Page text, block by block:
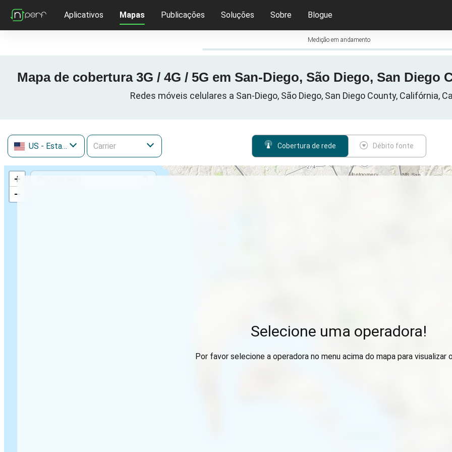
Aplicativos Mapas Publicações Soluções Sobre Blogue
Medição em andamento
Mapa de cobertura 3G / 4G / 5G em San-Diego, São Diego, San
Redes móveis celulares a San-Diego, São Diego, San Diego County, Califórnia,
US - Estados Unidos Cobertura de rede Débito fonte
+
−
Selecione uma operadora!
Por favor selecione a operadora no menu acima do mapa para visualizar